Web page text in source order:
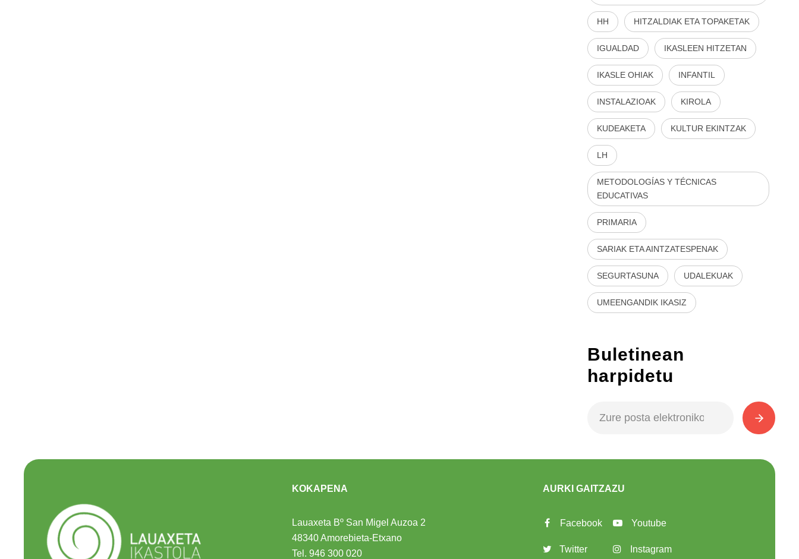
HH HITZALDIAK ETA TOPAKETAK
IGUALDAD IKASLEEN HITZETAN
IKASLE OHIAK INFANTIL
INSTALAZIOAK KIROLA
KUDEAKETA KULTUR EKINTZAK
LH
METODOLOGÍAS Y TÉCNICAS
EDUCATIVAS
PRIMARIA
SARIAK ETA AINTZATESPENAK
SEGURTASUNA UDALEKUAK
UMEENGANDIK IKASIZ
Buletinean
harpidetu
KOKAPENA
Lauaxeta Bº San Migel Auzoa 2
48340 Amorebieta-Etxano
Tel.946 300 020
AURKI GAITZAZU
Facebook
Twitter
Youtube
Instagram